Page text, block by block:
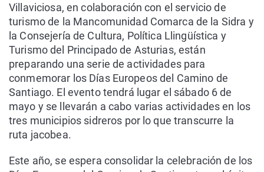
Villaviciosa, en colaboración con el servicio de
turismo de la Mancomunidad Comarca de la Sidra y
la Consejería de Cultura, Política Llingüística y
Turismo del Principado de Asturias, están
preparando una serie de actividades para
conmemorar los Días Europeos del Camino de
Santiago. El evento tendrá lugar el sábado 6 de
mayo y se llevarán a cabo varias actividades en los
tres municipios sidreros por lo que transcurre la
ruta jacobea.
Este año, se espera consolidar la celebración de los